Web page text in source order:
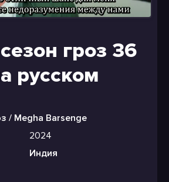
гроз 36
русском
/ Megha Barsenge
2024
Индия